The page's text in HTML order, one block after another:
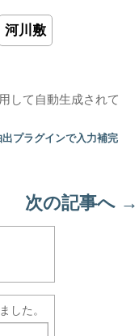
河川敷
して自動生成されて
プラグインで入力補完
次の記事へ →
した。